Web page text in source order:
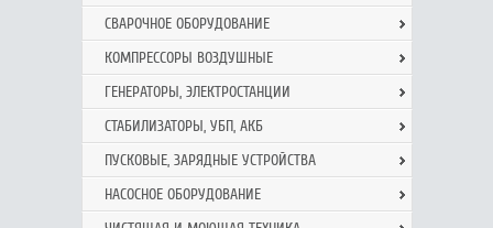
СВАРОЧНОЕ ОБОРУДОВАНИЕ
КОМПРЕССОРЫ ВОЗДУШНЫЕ
ГЕНЕРАТОРЫ, ЭЛЕКТРОСТАНЦИИ
СТАБИЛИЗАТОРЫ, УБП, АКБ
ПУСКОВЫЕ, ЗАРЯДНЫЕ УСТРОЙСТВА
НАСОСНОЕ ОБОРУДОВАНИЕ